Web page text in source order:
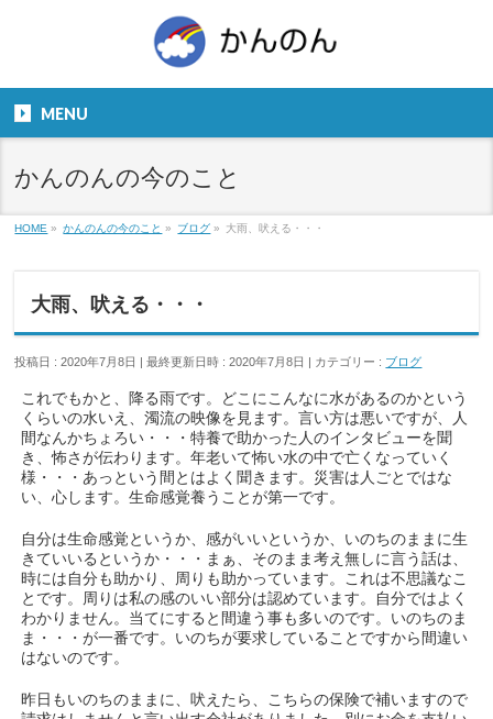
９：００～１８：００
MENU
かんのんの今のこと
HOME » かんのんの今のこと » ブログ » 大雨、吠える・・・
大雨、吠える・・・
投稿日 : 2020年7月8日 最終更新日時 : 2020年7月8日 カテゴリー : ブログ
これでもかと、降る雨です。どこにこんなに水があるのかという
くらいの水いえ、濁流の映像を見ます。言い方は悪いですが、人
間なんかちょろい・・・特養で助かった人のインタビューを聞
き、怖さが伝わります。年老いて怖い水の中で亡くなっていく
様・・・あっという間とはよく聞きます。災害は人ごとではな
い、心します。生命感覚養うことが第一です。
自分は生命感覚というか、感がいいというか、いのちのままに生
きていいるというか・・・まぁ、そのまま考え無しに言う話は、
時には自分も助かり、周りも助かっています。これは不思議なこ
とです。周りは私の感のいい部分は認めています。自分ではよく
わかりません。当てにすると間違う事も多いのです。いのちのま
ま・・・が一番です。いのちが要求していることですから間違い
はないのです。
昨日もいのちのままに、吠えたら、こちらの保険で補いますので